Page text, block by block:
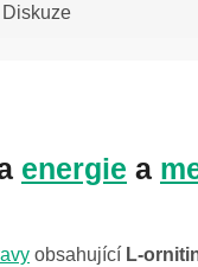
Diskuze
energie a
obsahující L-